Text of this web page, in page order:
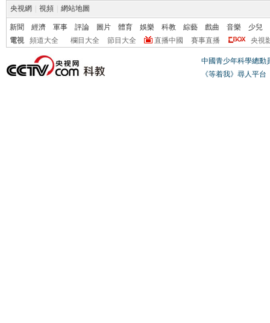
央視網 視頻 網站地圖
新聞 經濟 軍事 評論 圖片 體育 娛樂 科教 綜藝 戲曲 音樂
少兒
電視
頻道大全 欄目大全 節目大全 直播中國 賽事直播 央視
中國青少年科學總動
《等着我》尋人平台